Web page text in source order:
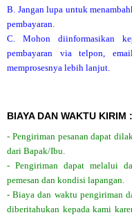
B. Jangan lupa untuk
pembayaran.
C. Mohon diinformasikan
pembayaran via telpon,
memprosesnya lebih lanjut.
BIAYA DAN WAKTU KIRIM :
- Pengiriman pesanan dapat
dari Bapak/Ibu.
- Pengiriman dapat melalui
pemesan dan kondisi lapangan.
- Biaya dan waktu pengiriman
diberitahukan kepada kami